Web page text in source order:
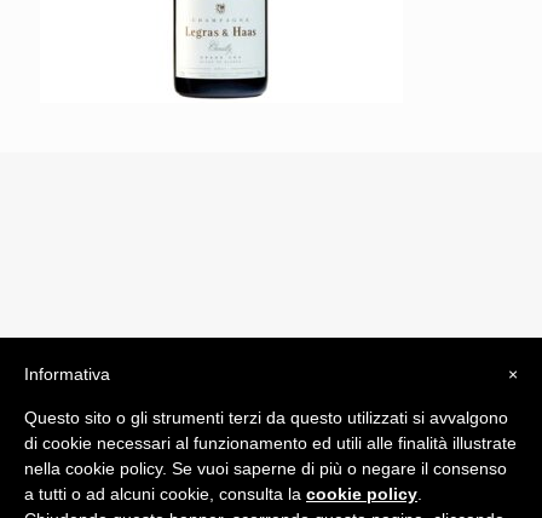
byComunicatori su Misura srl
Termini e Condizioni di Vendita - Terms and Conditions
ITA:
×
Informativa
Questo sito o gli strumenti terzi da questo utilizzati si avvalgono
di cookie necessari al funzionamento ed utili alle finalità illustrate
nella cookie policy. Se vuoi saperne di più o negare il consenso
a tutti o ad alcuni cookie, consulta la cookie policy